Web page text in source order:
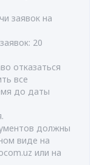
заявок на
20
отказаться
все
до даты
должны
виде на
или на